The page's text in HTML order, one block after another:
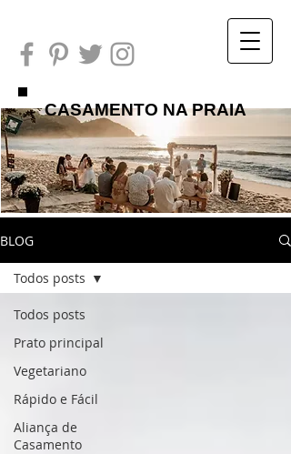
CASAMENTO NA PRAIA
BLOG
Todos posts
Prato principal
Vegetariano
Rápido e Fácil
Aliança de
Casamento
Todos posts